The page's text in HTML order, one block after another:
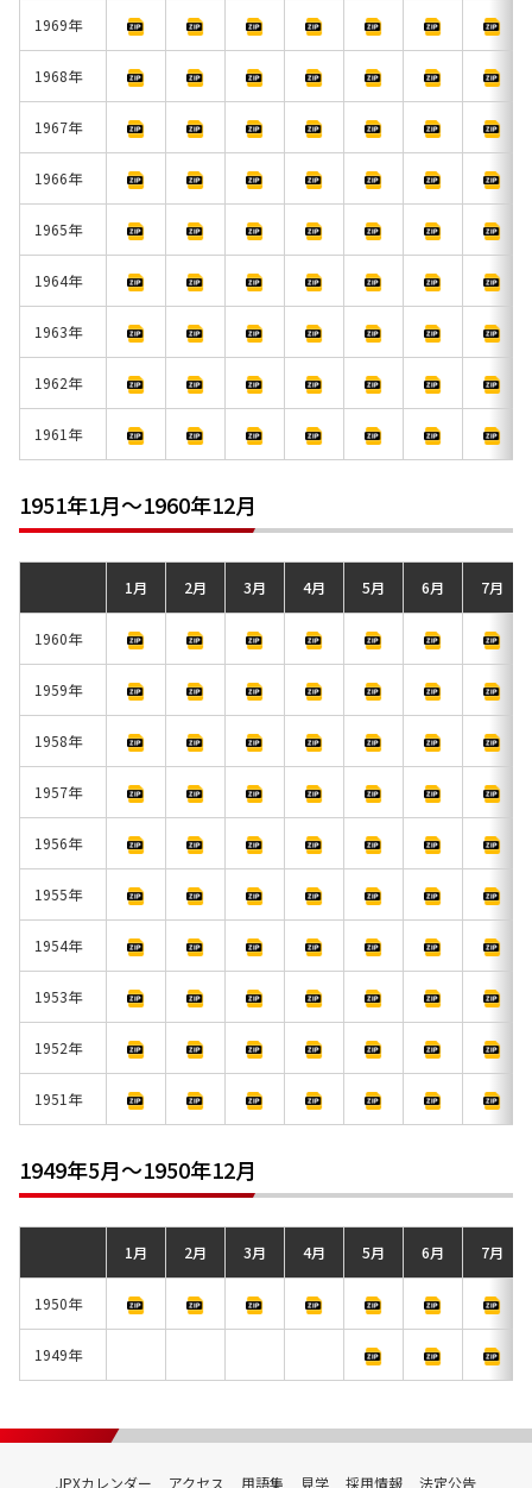
1969年
1968年
1967年
1966年
1965年
1964年
1963年
1962年
1961年
1951年1月～1960年12月
1月 2月 3月 4月 5月 6月 7月
1960年
1959年
1958年
1957年
1956年
1955年
1954年
1953年
1952年
1951年
1949年5月～1950年12月
1月 2月 3月 4月 5月 6月 7月
1950年
1949年
JPXカレンダー アクセス 用語集 見学 採用情報 法定公告